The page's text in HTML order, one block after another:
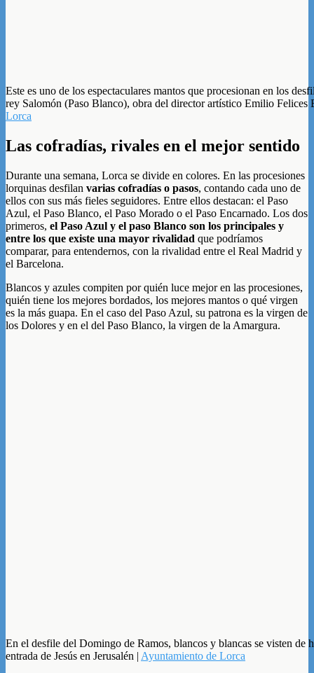
Este es uno de los espectaculares mantos que procesionan en los
rey Salomón (Paso Blanco), obra del director artístico Emilio Felices
Lorca
Las cofradías, rivales en el mejor sentido
Durante una semana, Lorca se divide en colores. En las procesiones
lorquinas desfilan varias cofradías o pasos, contando cada uno de
ellos con sus más fieles seguidores. Entre ellos destacan: el Paso
Azul, el Paso Blanco, el Paso Morado o el Paso Encarnado. Los dos
primeros, el Paso Azul y el paso Blanco son los principales y
entre los que existe una mayor rivalidad que podríamos
comparar, para entendernos, con la rivalidad entre el Real Madrid y
el Barcelona.
Blancos y azules compiten por quién luce mejor en las procesiones,
quién tiene los mejores bordados, los mejores mantos o qué virgen
es la más guapa. En el caso del Paso Azul, su patrona es la virgen de
los Dolores y en el del Paso Blanco, la virgen de la Amargura.
En el desfile del Domingo de Ramos, blancos y blancas se visten de
entrada de Jesús en Jerusalén | Ayuntamiento de Lorca